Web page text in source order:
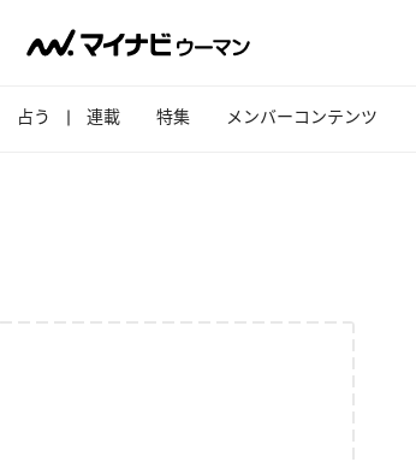
占う 連載 特集 メンバーコンテンツ